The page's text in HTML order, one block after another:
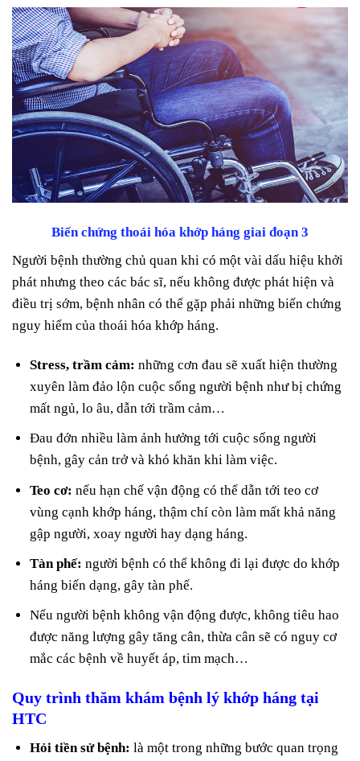
Biến chứng thoái hóa khớp háng giai đoạn 3
Người bệnh thường chủ quan khi có một vài dấu hiệu khởi
phát nhưng theo các bác sĩ, nếu không được phát hiện và
điều trị sớm, bệnh nhân có thể gặp phải những biến chứng
nguy hiểm của thoái hóa khớp háng.
Stress, trầm cảm: những cơn đau sẽ xuất hiện thường
xuyên làm đảo lộn cuộc sống người bệnh như bị chứng
mất ngủ, lo âu, dẫn tới trầm cảm…
Đau đớn nhiều làm ảnh hưởng tới cuộc sống người
bệnh, gây cản trở và khó khăn khi làm việc.
Teo cơ: nếu hạn chế vận động có thể dẫn tới teo cơ
vùng cạnh khớp háng, thậm chí còn làm mất khả năng
gập người, xoay người hay dạng háng.
Tàn phế: người bệnh có thể không đi lại được do khớp
háng biến dạng, gây tàn phế.
Nếu người bệnh không vận động được, không tiêu hao
được năng lượng gây tăng cân, thừa cân sẽ có nguy cơ
mắc các bệnh về huyết áp, tim mạch…
Quy trình thăm khám bệnh lý khớp háng tại
HTC
Hỏi tiền sử bệnh: là một trong những bước quan trọng